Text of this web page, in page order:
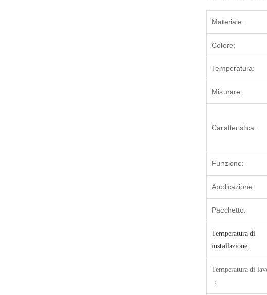
Materiale:
Colore:
Temperatura:
Misurare:
Caratteristica:
Funzione:
Applicazione:
Pacchetto:
Temperatura di
installazione:
Temperatura di
：